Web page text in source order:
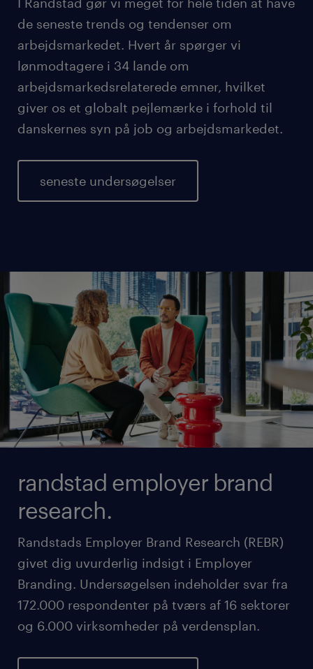
de seneste trends og tendenser om
arbejdsmarkedet. Hvert år spørger vi
lønmodtagere i 34 lande om
arbejdsmarkedsrelaterede emner, hvilket
giver os et globalt pejlemærke i forhold til
danskernes syn på job og arbejdsmarkedet.
seneste undersøgelser
randstad employer brand
research.
Randstads Employer Brand Research (REBR)
givet dig uvurderlig indsigt i Employer
Branding. Undersøgelsen indeholder svar fra
172.000 respondenter på tværs af 16 sektorer
og 6.000 virksomheder på verdensplan.